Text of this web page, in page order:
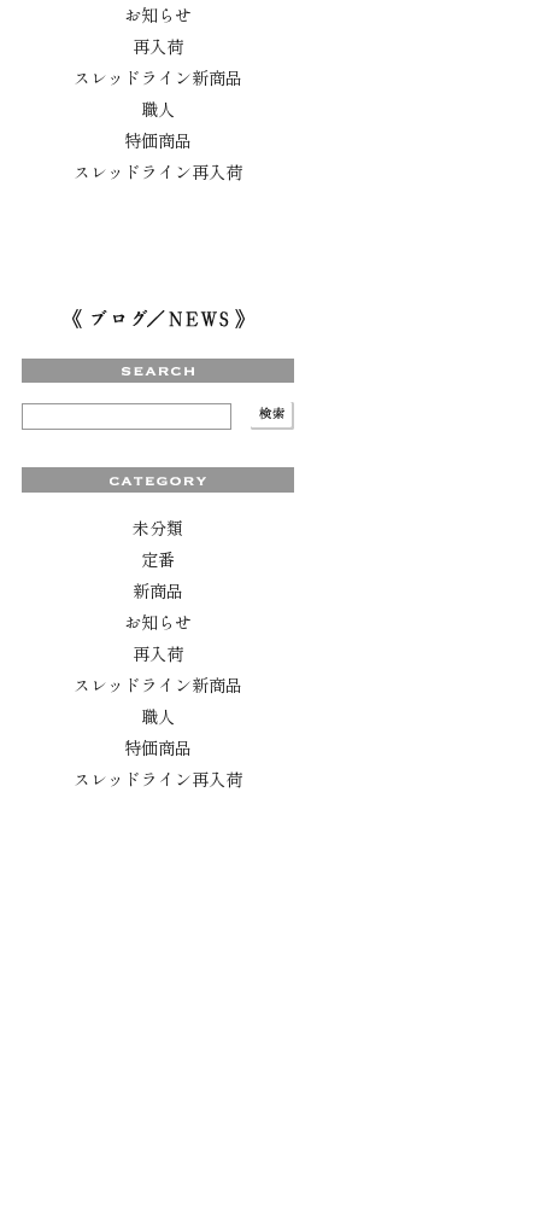
お知らせ
再入荷
スレッドライン新商品
職人
特価商品
スレッドライン再入荷
未分類
定番
新商品
お知らせ
再入荷
スレッドライン新商品
職人
特価商品
スレッドライン再入荷